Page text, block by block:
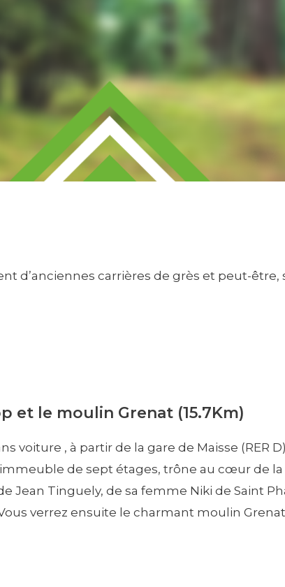
d’anciennes carrières de grès et peut-être,
et le moulin Grenat (15.7Km)
, à partir de la gare de Maisse (RER
de sept étages, trône au cœur de
Tinguely, de sa femme Niki de Saint
verrez ensuite le charmant moulin